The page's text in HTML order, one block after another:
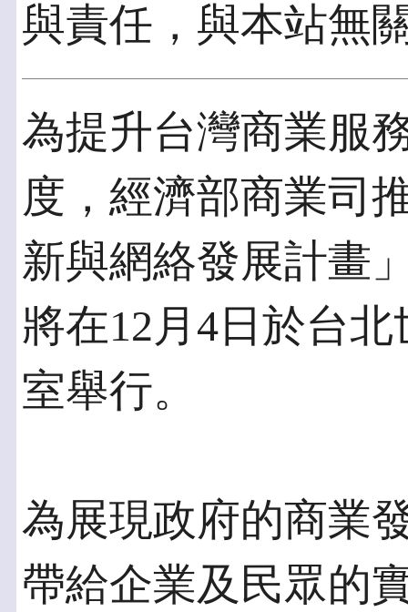
與責任，與本站無
為提升台灣商業服
度，經濟部商業司
新與網絡發展計畫
將在12月4日於台
室舉行。
為展現政府的商業
帶給企業及民眾的